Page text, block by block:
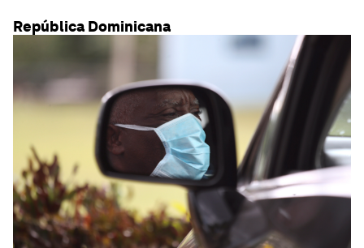
República Dominicana